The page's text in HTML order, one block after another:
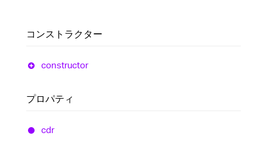
コンストラクター
constructor
プロパティ
cdr